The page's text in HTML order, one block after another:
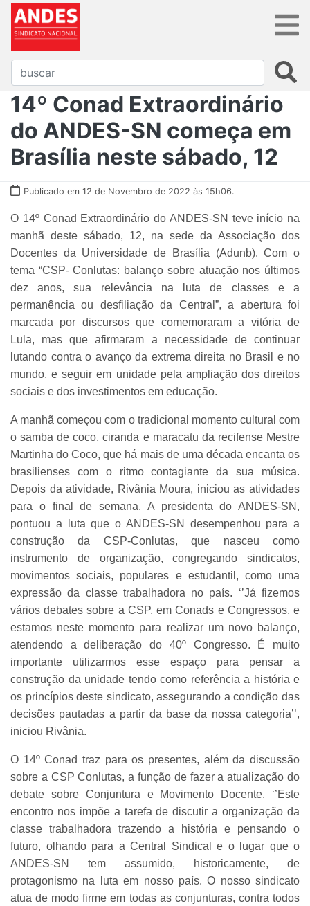
14º Conad Extraordinário
do ANDES-SN começa em
Brasília neste sábado, 12
Publicado em 12 de Novembro de 2022 às 15h06.
O 14º Conad Extraordinário do ANDES-SN teve início na
manhã deste sábado, 12, na sede da Associação dos
Docentes da Universidade de Brasília (Adunb). Com o
tema “CSP- Conlutas: balanço sobre atuação nos últimos
dez anos, sua relevância na luta de classes e a
permanência ou desfiliação da Central”, a abertura foi
marcada por discursos que comemoraram a vitória de
Lula, mas que afirmaram a necessidade de continuar
lutando contra o avanço da extrema direita no Brasil e no
mundo, e seguir em unidade pela ampliação dos direitos
sociais e dos investimentos em educação.
A manhã começou com o tradicional momento cultural com
o samba de coco, ciranda e maracatu da recifense Mestre
Martinha do Coco, que há mais de uma década encanta os
brasilienses com o ritmo contagiante da sua música.
Depois da atividade, Rivânia Moura, iniciou as atividades
para o final de semana. A presidenta do ANDES-SN,
pontuou a luta que o ANDES-SN desempenhou para a
construção da CSP-Conlutas, que nasceu como
instrumento de organização, congregando sindicatos,
movimentos sociais, populares e estudantil, como uma
expressão da classe trabalhadora no país. ‘’Já fizemos
vários debates sobre a CSP, em Conads e Congressos, e
estamos neste momento para realizar um novo balanço,
atendendo a deliberação do 40º Congresso. É muito
importante utilizarmos esse espaço para pensar a
construção da unidade tendo como referência a história e
os princípios deste sindicato, assegurando a condição das
decisões pautadas a partir da base da nossa categoria’’,
iniciou Rivânia.
O 14º Conad traz para os presentes, além da discussão
sobre a CSP Conlutas, a função de fazer a atualização do
debate sobre Conjuntura e Movimento Docente. ‘’Este
encontro nos impõe a tarefa de discutir a organização da
classe trabalhadora trazendo a história e pensando o
futuro, olhando para a Central Sindical e o lugar que o
ANDES-SN tem assumido, historicamente, de
protagonismo na luta em nosso país. O nosso sindicato
atua de modo firme em todas as conjunturas, contra todos